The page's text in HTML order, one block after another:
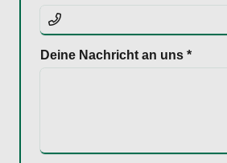
Deine Nachricht an uns *